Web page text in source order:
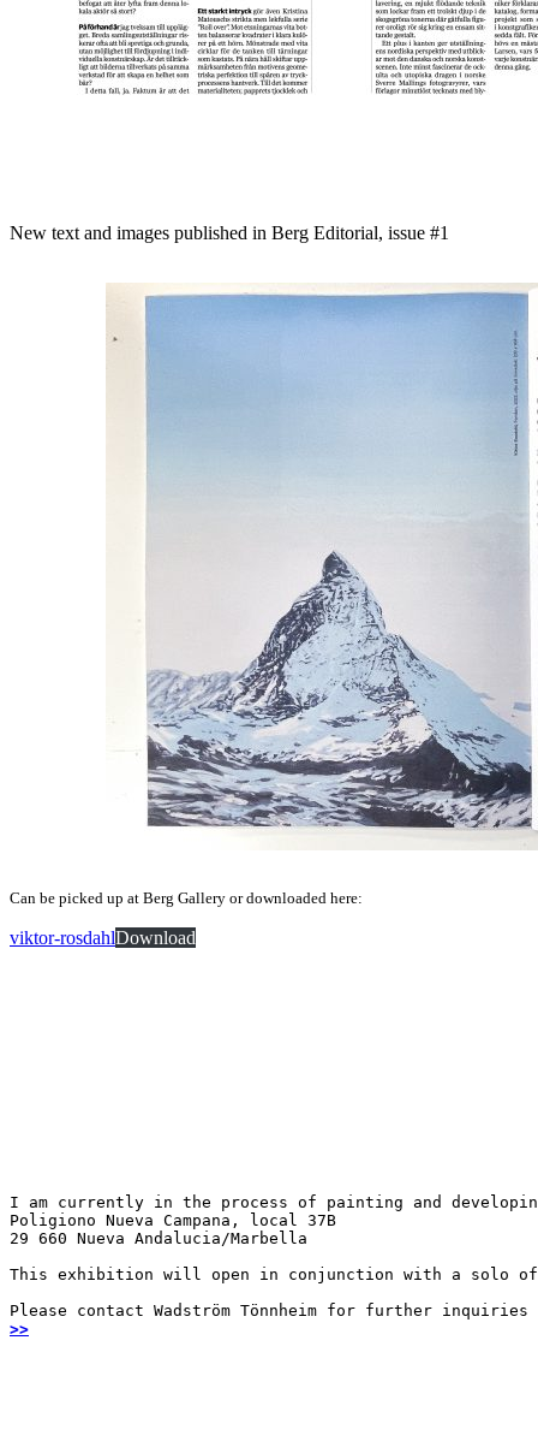
New text and images published in Berg Editorial, issue #1
Can be picked up at Berg Gallery or downloaded here:
viktor-rosdahlDownload
I am currently in the process of painting and
Poligiono Nueva Campana, local 37B
29 660 Nueva Andalucia/Marbella
This exhibition will open in conjunction with a solo
Please contact Wadström Tönnheim for further inquiries
>>